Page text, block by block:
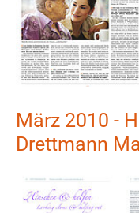
März 2010 -
Drettmann
Show larger version